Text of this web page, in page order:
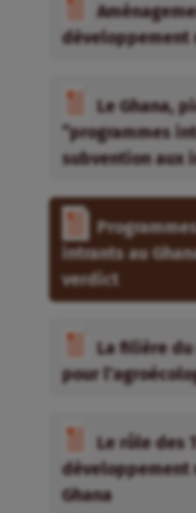
développement
Le Ghana,
“programmes
subvention aux
intrants au
verdict
La filière du
pour
Le rôle des
développement
Ghana